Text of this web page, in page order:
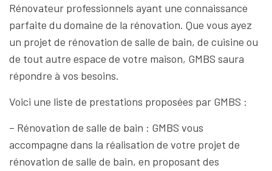
Rénovateur professionnels ayant une connaissance
parfaite du domaine de la rénovation. Que vous ayez
un projet de rénovation de salle de bain, de cuisine ou
de tout autre espace de votre maison, GMBS saura
répondre à vos besoins.
Voici une liste de prestations proposées par GMBS :
– Rénovation de salle de bain : GMBS vous
accompagne dans la réalisation de votre projet de
rénovation de salle de bain, en proposant des